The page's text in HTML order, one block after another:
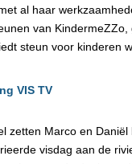
al haar
van
steun voor kinderen
VIS TV
zetten Marco en
visdag aan de